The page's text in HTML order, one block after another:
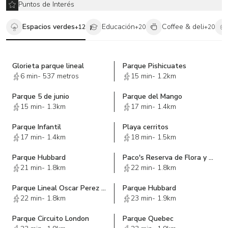
Puntos de Interés
Espacios verdes+12 Educación+20 Coffee & deli+20
Glorieta parque lineal
6 min- 537 metros
Parque Pishicuates
15 min- 1.2km
Parque 5 de junio
15 min- 1.3km
Parque del Mango
17 min- 1.4km
Parque Infantil
17 min- 1.4km
Playa cerritos
18 min- 1.5km
Parque Hubbard
21 min- 1.8km
Paco's Reserva de Flora y Fauna
22 min- 1.8km
Parque Lineal Oscar Perez Escoboza
22 min- 1.8km
Parque Hubbard
23 min- 1.9km
Parque Circuito London
Parque Quebec